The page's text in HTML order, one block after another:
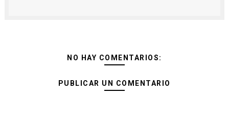
NO HAY COMENTARIOS:
PUBLICAR UN COMENTARIO